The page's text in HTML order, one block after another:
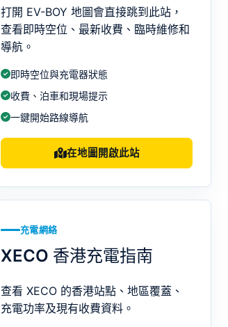
打開 EV-BOY 地圖會直接跳到此站，
查看即時空位、最新收費、臨時維修和
導航。
即時空位與充電器狀態
收費、泊車和現場提示
一鍵開始路線導航
在地圖開啟此站
充電網絡
XECO 香港充電指南
查看 XECO 的香港站點、地區覆蓋、
充電功率及現有收費資料。